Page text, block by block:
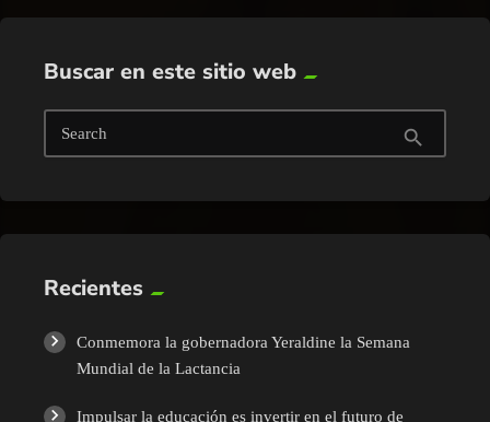
Buscar en este sitio web
Search search
Recientes
Conmemora la gobernadora Yeraldine la Semana
Mundial de la Lactancia
Impulsar la educación es invertir en el futuro de